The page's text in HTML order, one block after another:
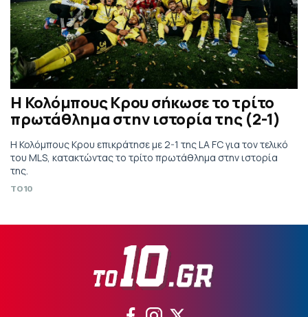
Η Κολόμπους Κρου σήκωσε το τρίτο
πρωτάθλημα στην ιστορία της (2-1)
Η Κολόμπους Κρου επικράτησε με 2-1 της LA FC για τον τελικό
του MLS, κατακτώντας το τρίτο πρωτάθλημα στην ιστορία
της.
TO10